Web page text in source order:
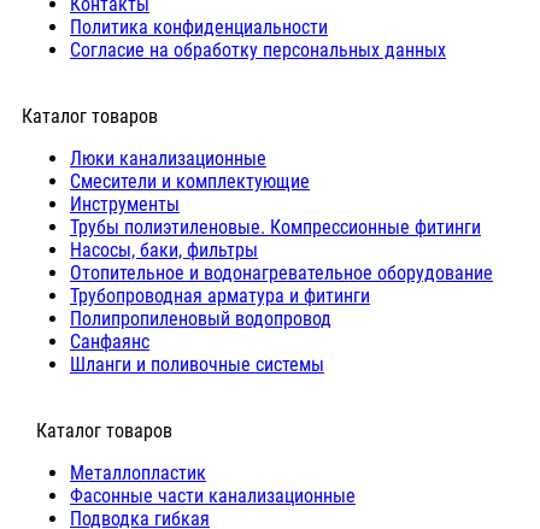
Политика конфиденциальности
Согласие на обработку персональных данных
Каталог товаров
Люки канализационные
Cмесители и комплектующие
Инструменты
Трубы полиэтиленовые. Компрессионные фитинги
Насосы, баки, фильтры
Отопительное и водонагревательное оборудование
Трубопроводная арматура и фитинги
Полипропиленовый водопровод
Санфаянс
Шланги и поливочные системы
⠀Каталог товаров
Металлопластик
Фасонные части канализационные
Подводка гибкая